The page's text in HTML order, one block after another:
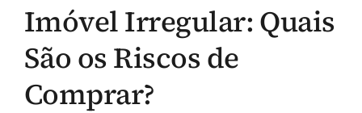
Imóvel Irregular: Quais
São os Riscos de
Comprar?